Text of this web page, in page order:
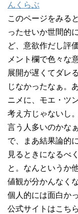
んくらぶ
このページをみる
ったせいか世間的
ど、意欲作だし評
メント欄で色々な
展開が遅くてダレ
じなかったなぁ。
ニメに、モエ・ツ
考え方じゃないし
言う人多いのかな
で、まあ結果論的
見るときになるべ
と。なんというか
値観が分かんなく
個人的には面白か
公式サイトはこちら